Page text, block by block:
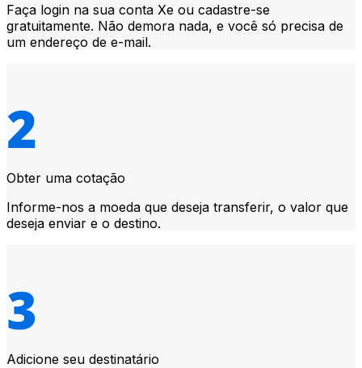
Faça login na sua conta Xe ou cadastre-se
gratuitamente. Não demora nada, e você só precisa de
um endereço de e-mail.
Obter uma cotação
Informe-nos a moeda que deseja transferir, o valor que
deseja enviar e o destino.
Adicione seu destinatário